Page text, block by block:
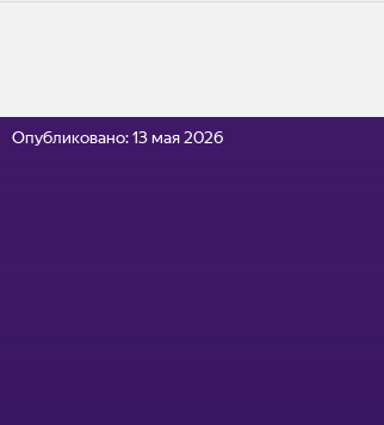
Опубликовано:13 мая 2026